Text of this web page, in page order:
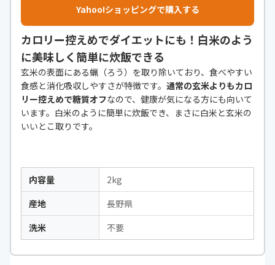
Yahoo!ショッピングで購入する
カロリー控えめでダイエットにも！白米のよう
に美味しく簡単に炊飯できる
玄米の表面にある蝋（ろう）を取り除いており、食べやすい
食感と消化吸収しやすさが特徴です。 通常の玄米よりもカロ
リー控えめで糖質オフなので、健康が気になる方にも向いて
います。白米のように簡単に炊飯でき、まさに白米と玄米の
いいとこ取りです。
内容量
2kg
産地
長野県
洗米
不要